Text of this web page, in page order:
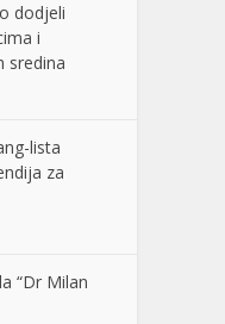
dodjeli
i
sredina
lista
za
“Dr Milan